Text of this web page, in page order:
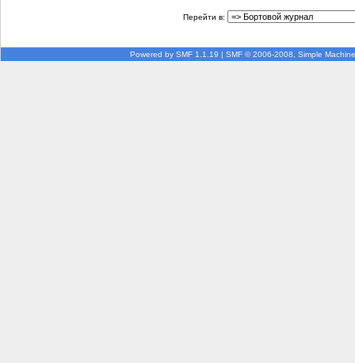
Перейти в:
Powered by SMF 1.1.19 | SMF © 2006-2008, Simple